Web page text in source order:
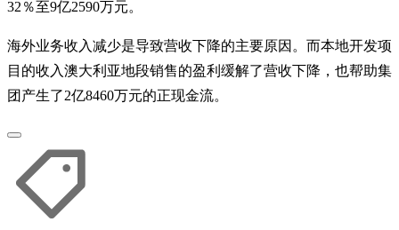
32％至9亿2590万元。
海外业务收入减少是导致营收下降的主要原因。而本地开发项
目的收入澳大利亚地段销售的盈利缓解了营收下降，也帮助集
团产生了2亿8460万元的正现金流。